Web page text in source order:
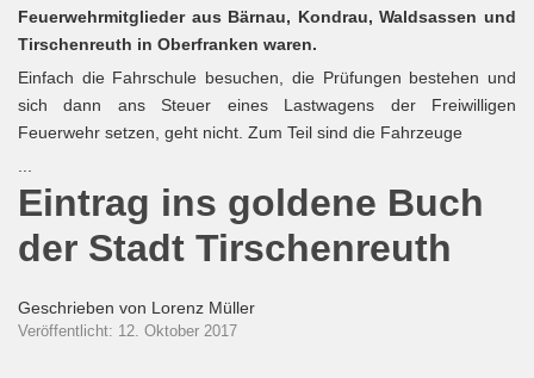
Feuerwehrmitglieder aus Bärnau, Kondrau, Waldsassen und
Tirschenreuth in Oberfranken waren.
Einfach die Fahrschule besuchen, die Prüfungen bestehen und
sich dann ans Steuer eines Lastwagens der Freiwilligen
Feuerwehr setzen, geht nicht. Zum Teil sind die Fahrzeuge
Eintrag ins goldene Buch
der Stadt Tirschenreuth
Geschrieben von Lorenz Müller
Veröffentlicht: 12. Oktober 2017